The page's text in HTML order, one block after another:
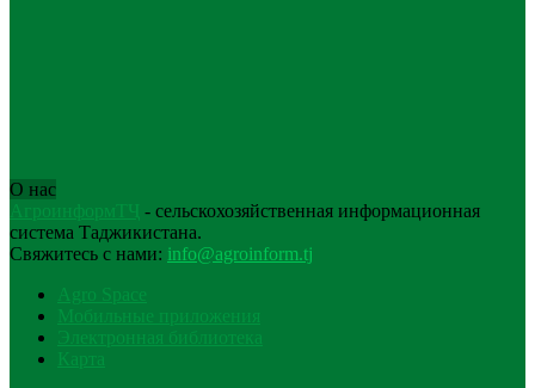
О нас
АгроинформТҶ - сельскохозяйственная информационная
система Таджикистана.
Свяжитесь с нами: info@agroinform.tj
Agro Space
Мобильные приложения
Электронная библиотека
Карта